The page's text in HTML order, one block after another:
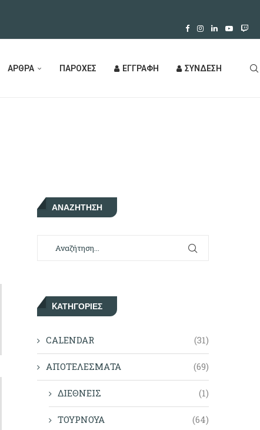
ΑΡΘΡΑ ΠΑΡΟΧΕΣ ΕΓΓΡΑΦΗ ΣΥΝΔΕΣΗ
ΑΝΑΖΉΤΗΣΗ
KΑΤΗΓΟΡΊΕΣ
CALENDAR (31)
ΑΠΟΤΕΛΕΣΜΑΤΑ (69)
ΔΙΕΘΝΕΙΣ (1)
ΤΟΥΡΝΟΥΑ (64)